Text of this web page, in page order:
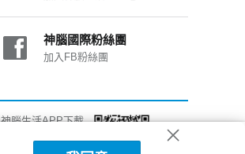
神腦國際粉絲團
加入FB粉絲團
神腦生活APP下載